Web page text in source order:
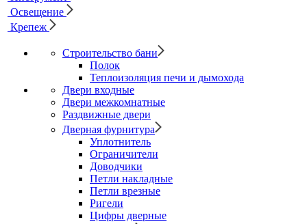
Освещение
Крепеж
Строительство бани
Полок
Теплоизоляция печи и дымохода
Двери входные
Двери межкомнатные
Раздвижные двери
Дверная фурнитура
Уплотнитель
Ограничители
Доводчики
Петли накладные
Петли врезные
Ригели
Цифры дверные